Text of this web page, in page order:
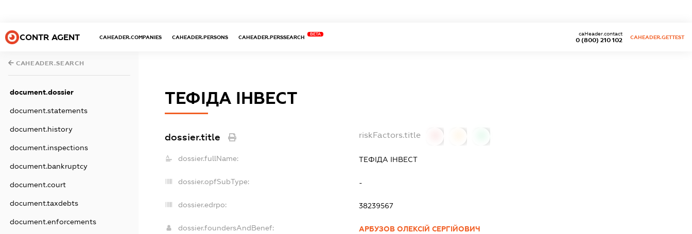
CONTR AGENT CAHEADER.COMPANIES CAHEADER.PERSONS CAHEADER.PERSSEARCH
BETA
0 (800) 210 102
caHeader.contact
CAHEADER.GETTEST
CAHEADER.SEARCH
document.dossier
document.statements
document.history
document.inspections
document.bankruptcy
document.court
document.taxdebts
document.enforcements
ТЕФІДА ІНВЕСТ
dossier.title riskFactors.title
dossier.fullName: ТЕФІДА ІНВЕСТ
dossier.opfSubType: -
dossier.edrpo: 38239567
dossier.foundersAndBenef:
АРБУЗОВ ОЛЕКСІЙ СЕРГІЙОВИЧ